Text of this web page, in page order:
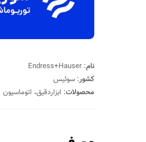
نام: Endress+Hauser
کشور: سوئیس
محصولات: ابزاردقیق، اتوماسیون